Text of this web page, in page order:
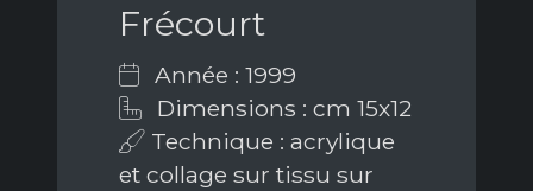
Frécourt
Année : 1999
Dimensions : cm 15x12
Technique : acrylique
et collage sur tissu sur